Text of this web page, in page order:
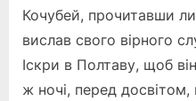
Кочубей, прочитавши
вислав свого вірного
Іскри в Полтаву, щоб
ж ночі, перед досвітом,